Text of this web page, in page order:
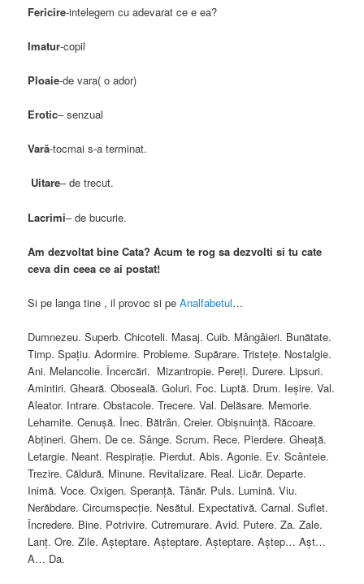
Fericire-intelegem cu adevarat ce e ea?
Imatur-copil
Ploaie-de vara( o ador)
Erotic– senzual
Vară-tocmai s-a terminat.
Uitare– de trecut.
Lacrimi– de bucurie.
Am dezvoltat bine Cata? Acum te rog sa dezvolti si tu cate
ceva din ceea ce ai postat!
Si pe langa tine , il provoc si peAnalfabetul…
Dumnezeu. Superb. Chicoteli. Masaj. Cuib. Mângâieri. Bunătate.
Timp. Spaţiu. Adormire. Probleme. Supărare. Tristeţe. Nostalgie.
Ani. Melancolie. Încercări. Mizantropie. Pereţi. Durere. Lipsuri.
Amintiri. Gheară. Oboseală. Goluri. Foc. Luptă. Drum. Ieşire. Val.
Aleator. Intrare. Obstacole. Trecere. Val. Delăsare. Memorie.
Lehamite. Cenuşă. Înec. Bătrân. Creier. Obişnuinţă. Răcoare.
Abţineri. Ghem. De ce. Sânge. Scrum. Rece. Pierdere. Gheaţă.
Letargie. Neant. Respiraţie. Pierdut. Abis. Agonie. Ev. Scânteie.
Trezire. Căldură. Minune. Revitalizare. Real. Licăr. Departe.
Inimă. Voce. Oxigen. Speranţă. Tânăr. Puls. Lumină. Viu.
Nerăbdare. Circumspecţie. Nesătul. Expectativă. Carnal. Suflet.
Încredere. Bine. Potrivire. Cutremurare. Avid. Putere. Za. Zale.
Lanţ. Ore. Zile. Aşteptare. Aşteptare. Aşteptare. Aştep… Aşt…
A… Da.